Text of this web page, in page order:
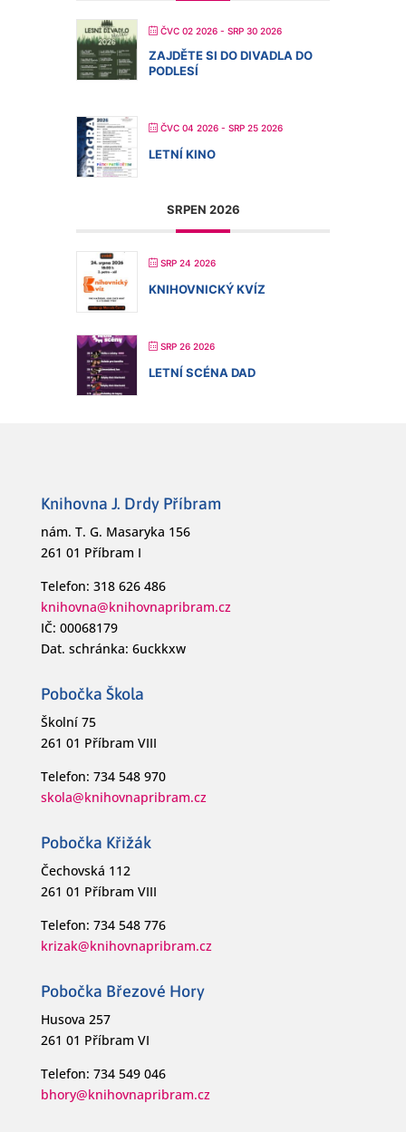
ČVC 02 2026 - SRP 30 2026
ZAJDĚTE SI DO DIVADLA DO
PODLESÍ
ČVC 04 2026 - SRP 25 2026
LETNÍ KINO
SRPEN 2026
SRP 24 2026
KNIHOVNICKÝ KVÍZ
SRP 26 2026
LETNÍ SCÉNA DAD
Knihovna J. Drdy Příbram
nám. T. G. Masaryka 156
261 01 Příbram I
Telefon: 318 626 486
knihovna@knihovnapribram.cz
IČ: 00068179
Dat. schránka: 6uckkxw
Pobočka Škola
Školní 75
261 01 Příbram VIII
Telefon: 734 548 970
skola@knihovnapribram.cz
Pobočka Křižák
Čechovská 112
261 01 Příbram VIII
Telefon: 734 548 776
krizak@knihovnapribram.cz
Pobočka Březové Hory
Husova 257
261 01 Příbram VI
Telefon: 734 549 046
bhory@knihovnapribram.cz